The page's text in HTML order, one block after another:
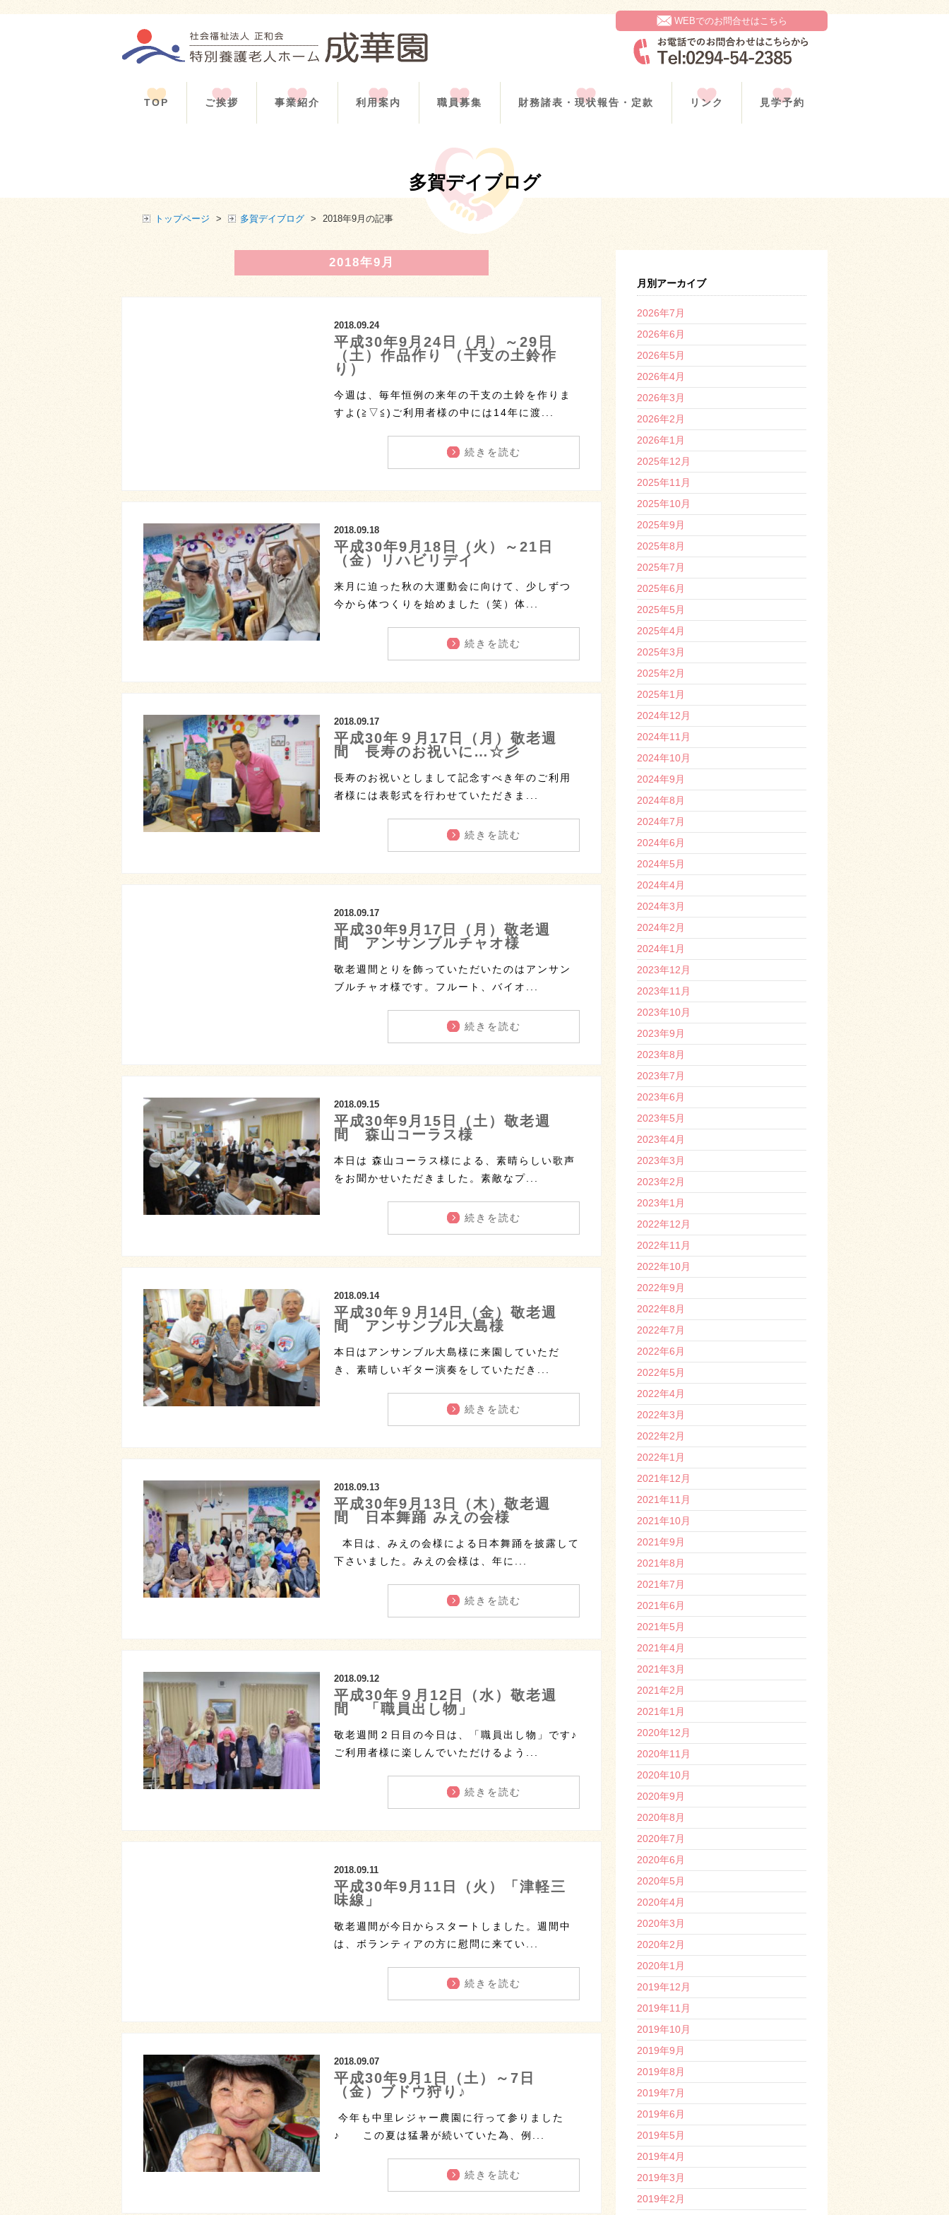
WEBでのお問合せはこちら
TOP ご挨拶 事業紹介 利用案内 職員募集 財務諸表・現状報告・定款 リンク 見学予約
多賀デイブログ
トップページ > 多賀デイブログ > 2018年9月の記事
2018年9月
2018.09.24
平成30年9月24日（月）～29日
（土）作品作り （干支の土鈴作
り）
今週は、毎年恒例の来年の干支の土鈴を作りま
すよ(≧▽≦)ご利用者様の中には14年に渡...
続きを読む
2018.09.18
平成30年9月18日（火）～21日
（金）リハビリデイ
来月に迫った秋の大運動会に向けて、少しずつ
今から体つくりを始めました（笑）体...
続きを読む
2018.09.17
平成30年９月17日（月）敬老週
間 長寿のお祝いに…☆彡
長寿のお祝いとしまして記念すべき年のご利用
者様には表彰式を行わせていただきま...
続きを読む
2018.09.17
平成30年9月17日（月）敬老週
間 アンサンブルチャオ様
敬老週間とりを飾っていただいたのはアンサン
ブルチャオ様です。フルート、バイオ...
続きを読む
2018.09.15
平成30年9月15日（土）敬老週
間 森山コーラス様
本日は 森山コーラス様による、素晴らしい歌声
をお聞かせいただきました。素敵なプ...
続きを読む
2018.09.14
平成30年９月14日（金）敬老週
間 アンサンブル大島様
本日はアンサンブル大島様に来園していただ
き、素晴しいギター演奏をしていただき...
続きを読む
2018.09.13
平成30年9月13日（木）敬老週
間 日本舞踊 みえの会様
本日は、みえの会様による日本舞踊を披露して
下さいました。みえの会様は、年に...
続きを読む
2018.09.12
平成30年９月12日（水）敬老週
間 「職員出し物」
敬老週間２日目の今日は、「職員出し物」です♪
ご利用者様に楽しんでいただけるよう...
続きを読む
2018.09.11
平成30年9月11日（火）「津軽三
味線」
敬老週間が今日からスタートしました。週間中
は、ボランティアの方に慰問に来てい...
続きを読む
2018.09.07
平成30年9月1日（土）～7日
（金）ブドウ狩り♪
今年も中里レジャー農園に行って参りました
♪ この夏は猛暑が続いていた為、例...
続きを読む
月別アーカイブ
2026年7月
2026年6月
2026年5月
2026年4月
2026年3月
2026年2月
2026年1月
2025年12月
2025年11月
2025年10月
2025年9月
2025年8月
2025年7月
2025年6月
2025年5月
2025年4月
2025年3月
2025年2月
2025年1月
2024年12月
2024年11月
2024年10月
2024年9月
2024年8月
2024年7月
2024年6月
2024年5月
2024年4月
2024年3月
2024年2月
2024年1月
2023年12月
2023年11月
2023年10月
2023年9月
2023年8月
2023年7月
2023年6月
2023年5月
2023年4月
2023年3月
2023年2月
2023年1月
2022年12月
2022年11月
2022年10月
2022年9月
2022年8月
2022年7月
2022年6月
2022年5月
2022年4月
2022年3月
2022年2月
2022年1月
2021年12月
2021年11月
2021年10月
2021年9月
2021年8月
2021年7月
2021年6月
2021年5月
2021年4月
2021年3月
2021年2月
2021年1月
2020年12月
2020年11月
2020年10月
2020年9月
2020年8月
2020年7月
2020年6月
2020年5月
2020年4月
2020年3月
2020年2月
2020年1月
2019年12月
2019年11月
2019年10月
2019年9月
2019年8月
2019年7月
2019年6月
2019年5月
2019年4月
2019年3月
2019年2月